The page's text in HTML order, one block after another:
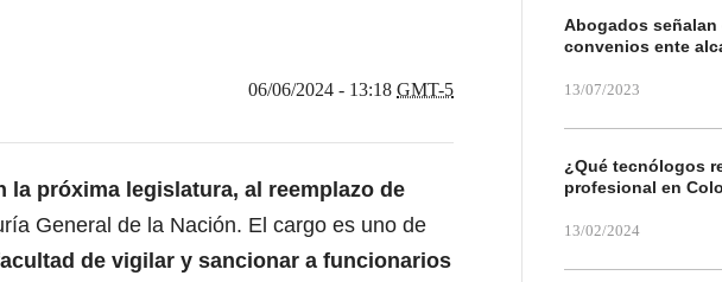
06/06/2024 - 13:18 GMT-5
la próxima legislatura, al reemplazo de
General de la Nación. El cargo es uno de
de vigilar y sancionar a funcionarios
Abogados
convenios ente
13/07/2023
¿Qué tecnólogos
profesional en
13/02/2024